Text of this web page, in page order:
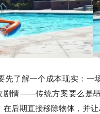
先了解一个成本现实：
情——传统方案要么是
在后期直接移除物体，并